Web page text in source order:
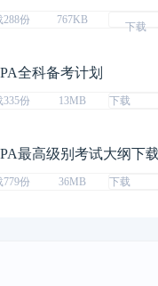
288份 767KB
下载
全科备考计划
335份 13MB 下载
最高级别考试大纲下
779份 36MB 下载